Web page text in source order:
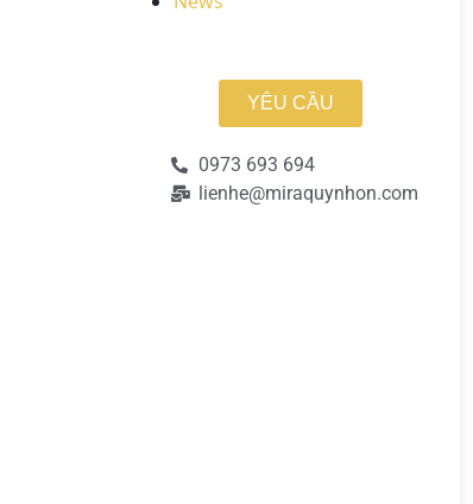
YÊU CẦU
0973 693 694
lienhe@miraquynhon.com